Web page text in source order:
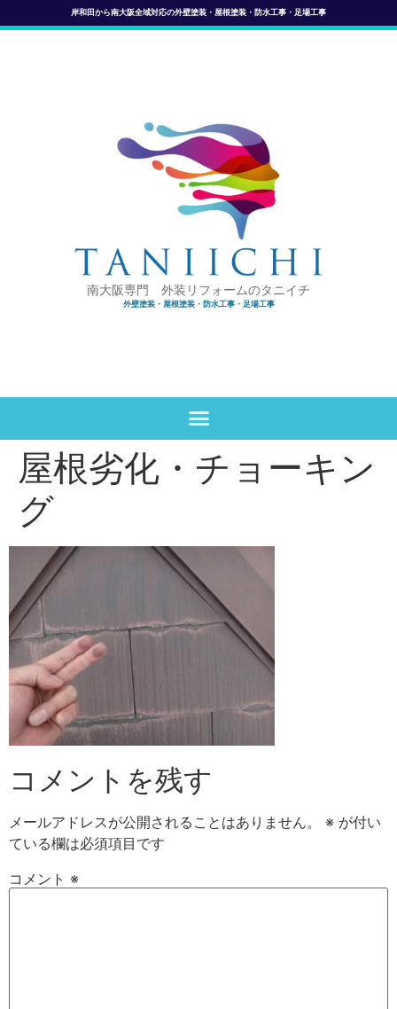
岸和田から南大阪全域対応の外壁塗装・屋根塗装・防水工事・足場工事
南大阪専門 外装リフォームのタニイチ
外壁塗装・屋根塗装・防水工事・足場工事
屋根劣化・チョーキン
グ
コメントを残す
メールアドレスが公開されることはありません。 ※ が付い
ている欄は必須項目です
コメント ※